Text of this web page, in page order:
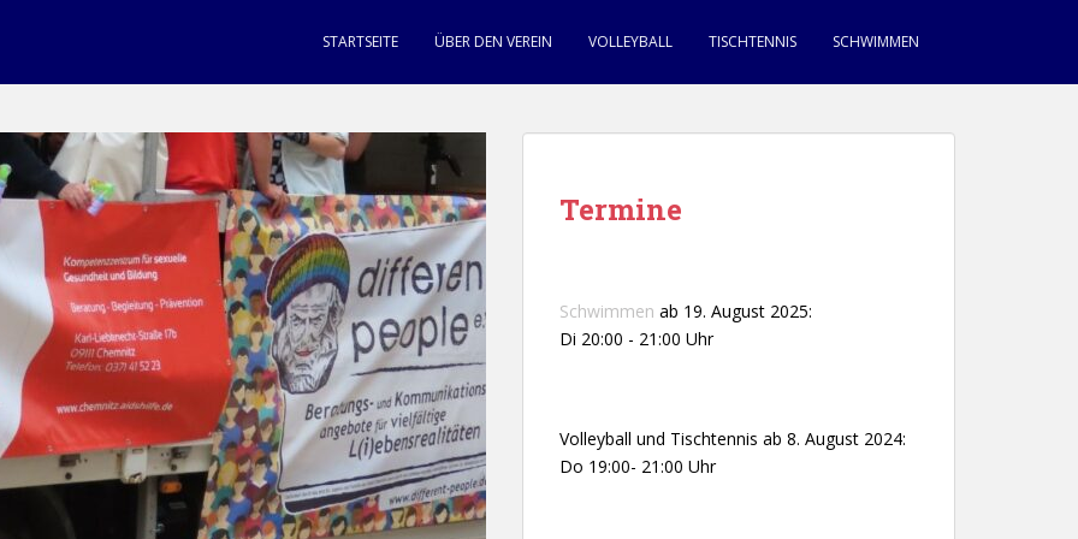
STARTSEITE ÜBER DEN VEREIN VOLLEYBALL TISCHTENNIS SCHWIMMEN
Termine
Schwimmen ab 19. August 2025:
Di 20:00 - 21:00 Uhr
Volleyball und Tischtennis ab 8. August 2024:
Do 19:00- 21:00 Uhr